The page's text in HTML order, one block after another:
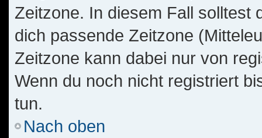
Zeitzone. In diesem Fall solltest
dich passende Zeitzone
Zeitzone kann dabei nur von
Wenn du noch nicht registriert
tun.
Nach oben